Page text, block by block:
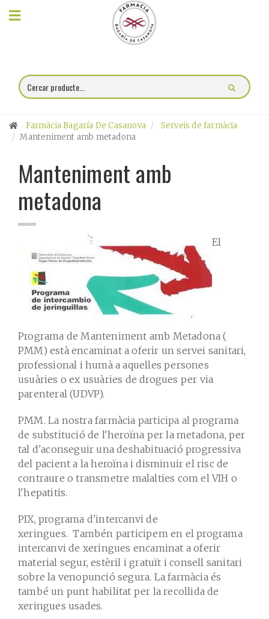
×
online
Farmàcia
Blog
Xerrades
Promocions
Encárrec
fórmules
Farmàcia Bagaría De Casanova
Serveis de farmàcia
Manteniment amb metadona
Manteniment amb
metadona
El
Programa de Manteniment amb Metadona (
PMM) està encaminat a oferir un servei sanitari,
professional i humà a aquelles persones
usuàries o ex usuàries de drogues per via
parenteral (UDVP).
PMM. La nostra farmàcia participa al programa
de substitució de l'heroïna per la metadona, per
tal d'aconseguir una deshabituació progressiva
del pacient a la heroïna i disminuir el risc de
contraure o transmetre malalties com el VIH o
l'hepatitis.
PIX, programa d'intercanvi de
xeringues. Tambén participem en el programa
intercanvi de xeringues encaminat a oferir
material segur, estèril i gratuït i consell sanitari
sobre la venopunció segura. La farmàcia és
també un punt habilitat per la recollida de
xeringues usades.